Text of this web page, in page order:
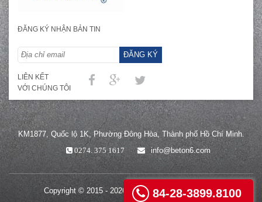
ĐĂNG KÝ NHẬN BẢN TIN
ĐĂNG KÝ
LIÊN KẾT
VỚI CHÚNG TÔI
KM1877, Quốc lộ 1K, Phường Đông Hòa, Thành phố Hồ Chí Minh.
0274. 375 1617 info@beton6.com
Copyright © 2015 - 2026 Beton 6 All rights reserved
84-28-3899.8100